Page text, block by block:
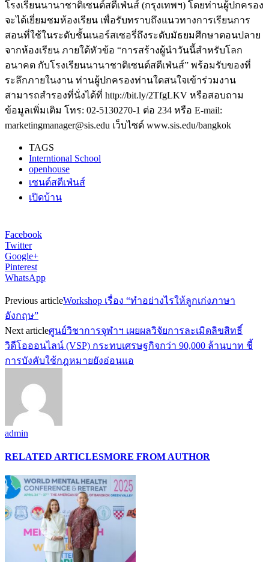
โรงเรียนนานาชาติเซนต์สตีเฟ่นส์ (กรุงเทพฯ) โดยท่านผู้ปกครอง
จะได้เยี่ยมชมห้องเรียน เพื่อรับทราบถึงแนวทางการเรียนการ
สอนที่ใช้ในระดับชั้นเนอร์สเซอรี่ถึงระดับมัธยมศึกษาตอนปลาย
จากห้องเรียน ภายใต้หัวข้อ “การสร้างผู้นำวันนี้สำหรับโลก
อนาคต กับโรงเรียนนานาชาติเซนต์สตีเฟ่นส์” พร้อมรับของที่
ระลึกภายในงาน ท่านผู้ปกครองท่านใดสนใจเข้าร่วมงาน
สามารถสำรองที่นั่งได้ที่ http://bit.ly/2TfgLKV หรือสอบถาม
ข้อมูลเพิ่มเติม โทร: 02-5130270-1 ต่อ 234 หรือ E-mail:
marketingmanager@sis.edu เว็บไซด์ www.sis.edu/bangkok
TAGS
Interntional School
openhouse
เซนต์สตีเฟ่นส์
เปิดบ้าน
Facebook
Twitter
Google+
Pinterest
WhatsApp
Previous articleWorkshop เรื่อง “ทำอย่างไรให้ลูกเก่งภาษา
อังกฤษ”
Next articleศูนย์วิชาการจุฬาฯ เผยผลวิจัยการละเมิดลิขสิทธิ์
วิดีโอออนไลน์ (VSP) กระทบเศรษฐกิจกว่า 90,000 ล้านบาท ชี้
การบังคับใช้กฎหมายยังอ่อนแอ
admin
RELATED ARTICLESMORE FROM AUTHOR